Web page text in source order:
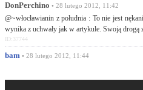
DonPerchino • 28 lutego 2012, 11:42
@~włocławianin z południa : To nie jest
wynika z uchwały jak w artykule. Swoją drogą
ID:37744
bam • 28 lutego 2012, 11:44